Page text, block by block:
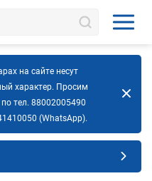
на сайте несут
характер. Просим
тел. 88002005490
(WhatsApp).